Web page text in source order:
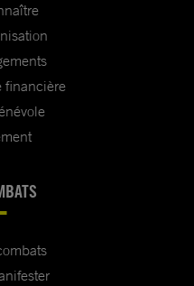
financière